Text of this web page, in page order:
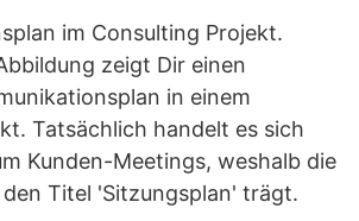
im Consulting Projekt.
zeigt Dir einen
in einem
Tatsächlich handelt es sich
Kunden-Meetings, weshalb die
Titel 'Sitzungsplan' trägt.